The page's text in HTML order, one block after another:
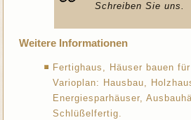
Schreiben Sie uns.
Weitere Informationen
Fertighaus, Häuser bauen
Varioplan: Hausbau,
Energiesparhäuser,
Schlüßelfertig.